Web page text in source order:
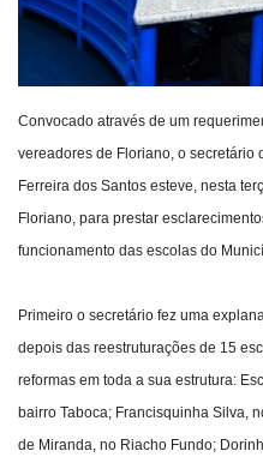
Convocado através de um
vereadores de Floriano, o secretário
Ferreira dos Santos esteve, nesta
Floriano, para prestar
funcionamento das escolas do
Primeiro o secretário fez uma
depois das reestruturações de 15
reformas em toda a sua estrutura:
bairro Taboca; Francisquinha Silva,
de Miranda, no Riacho Fundo;